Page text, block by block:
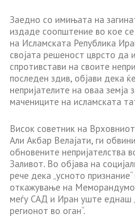
Заедно со имињата на
издаде соопштение во кое се
на Исламската Република
својата решеност цврсто да
спротивстави на своите
последен здив, објави дека
непријателите на оваа земја
мачениците на исламската
Висок советник на
Али Акбар Велајати, ги
обновените непријателства
Заливот. Во објава на
рече дека „усното
откажување на
меѓу САД и Иран уште еднаш
регионот во оган“.